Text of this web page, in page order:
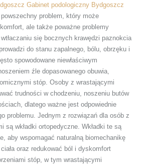
Gabinet podologiczny Bydgoszcz
problem, który może
ale także poważne problemy
się bocznych krawędzi paznokcia
do stanu zapalnego, bólu, obrzęku i
spowodowane niewłaściwym
źle dopasowanego obuwia,
stóp. Osoby z wrastającymi
trudności w chodzeniu, noszeniu butów
dlatego ważne jest odpowiednie
problemu. Jednym z rozwiązań dla osób z
są wkładki ortopedyczne. Wkładki te są
aby wspomagać naturalną biomechanikę
oraz redukować ból i dyskomfort
stóp, w tym wrastającymi